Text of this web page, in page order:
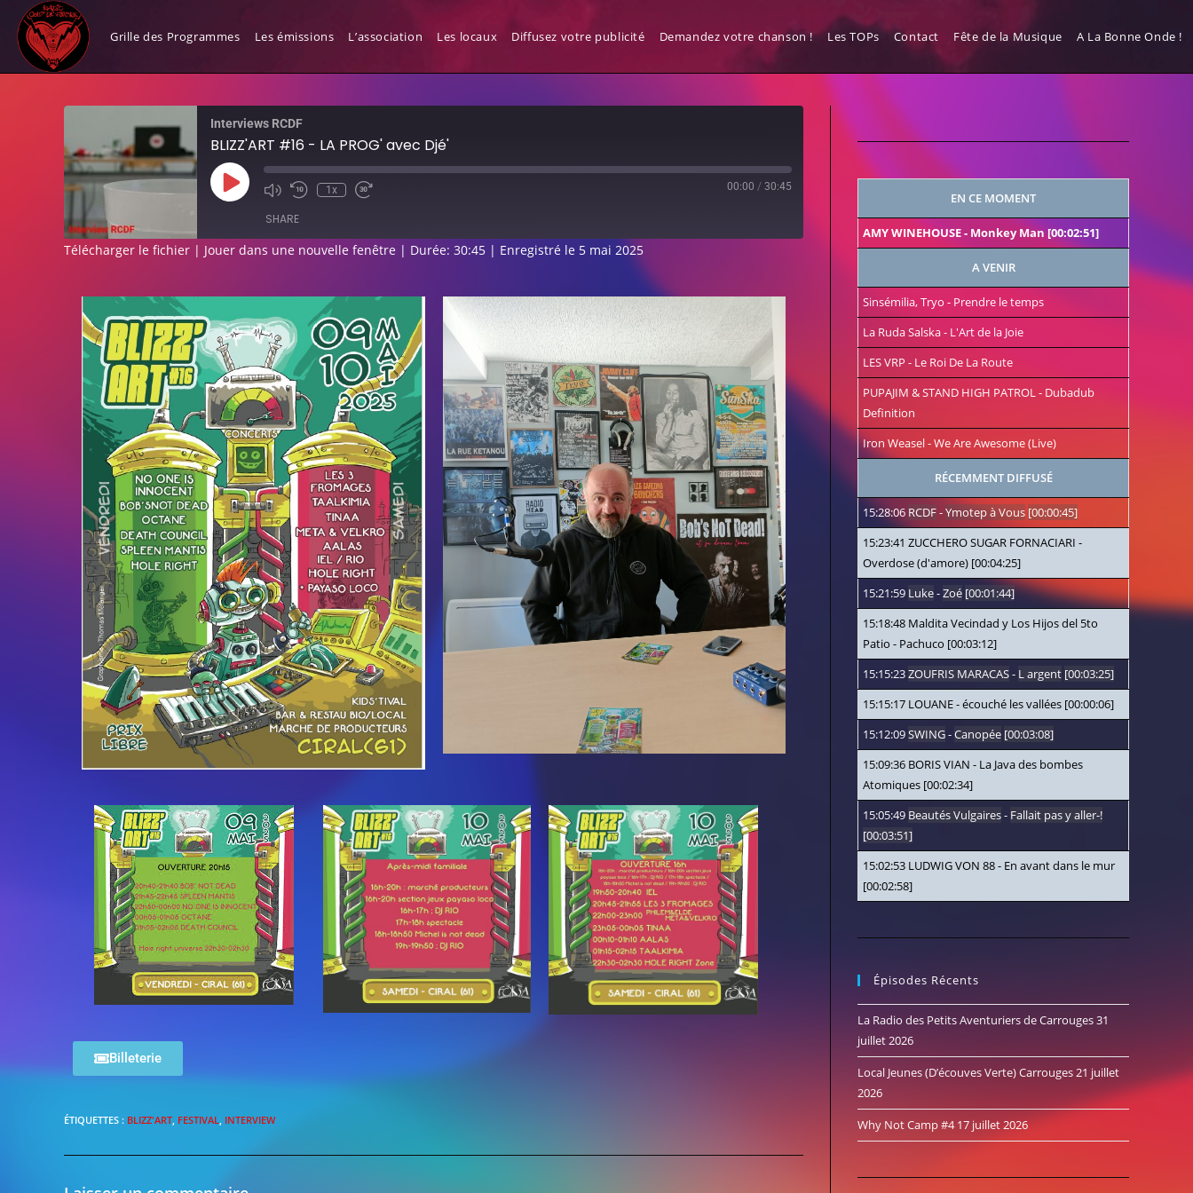
Grille des Programmes Les émissions L’association Les locaux Diffusez votre publicité Demandez votre chanson ! Les TOPs Contact Fête de la Musique A La Bonne Onde !
BLIZZ’ART #16 – LA PROG’ avec Djé’
Interviews RCDF
BLIZZ'ART #16 - LA PROG' avec Djé'
1x 00:00 / 30:45
SHARE
EMBED
Télécharger le fichier | Jouer dans une nouvelle fenêtre | Durée: 30:45 | Enregistré le 5 mai 2025
Billeterie
ÉTIQUETTES : BLIZZ'ART, FESTIVAL, INTERVIEW
EN CE MOMENT
AMY WINEHOUSE- Monkey Man[00:02:51]
A VENIR
Sinsémilia, Tryo - Prendre le temps
La Ruda Salska- L'Art de la Joie
LES VRP - Le Roi De La Route
PUPAJIM & STAND HIGH PATROL- Dubadub
Definition
Iron Weasel-We Are Awesome (Live)
RÉCEMMENT DIFFUSÉ
15:28:06 RCDF-Ymotep à Vous [00:00:45]
15:23:41 ZUCCHERO SUGAR FORNACIARI -
Overdose (d'amore) [00:04:25]
15:21:59 Luke-Zoé [00:01:44]
15:18:48 Maldita Vecindad y Los Hijos del 5to
Patio - Pachuco [00:03:12]
15:15:23ZOUFRIS MARACAS- L argent [00:03:25]
15:15:17 LOUANE-écouché les vallées [00:00:06]
15:12:09SWING-Canopée [00:03:08]
15:09:36 BORIS VIAN - La Java des bombes
Atomiques [00:02:34]
15:05:49 Beautés Vulgaires- Fallait pas y aller-!
[00:03:51]
15:02:53 LUDWIG VON 88- En avant dans le mur
[00:02:58]
Épisodes Récents
La Radio des Petits Aventuriers de Carrouges31
juillet 2026
Local Jeunes (D’écouves Verte) Carrouges21 juillet
2026
Why Not Camp #4 17 juillet 2026